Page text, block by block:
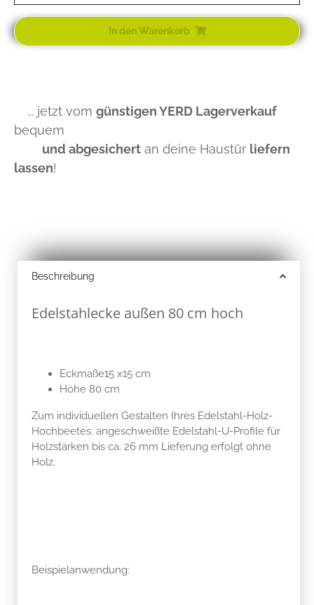
In den Warenkorb
... jetzt vom günstigen YERD Lagerverkauf
bequem
und abgesichert an deine Haustür liefern
lassen!
Beschreibung
Edelstahlecke außen 80 cm hoch
Eckmaße15 x15 cm
Höhe 80 cm
Zum individuellen Gestalten Ihres Edelstahl-Holz-
Hochbeetes. angeschweißte Edelstahl-U-Profile für
Holzstärken bis ca. 26 mm Lieferung erfolgt ohne
Holz.
Beispielanwendung: